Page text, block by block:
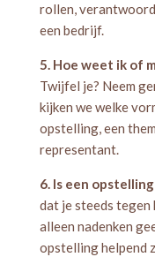
rollen,
een bedrijf.
5. Hoe weet ik of
Twijfel je? Neem
kijken we welke
opstelling, een
representant.
6. Is een
dat je steeds
alleen nadenken
opstelling helpend